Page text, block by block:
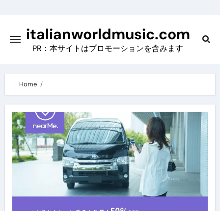
contentitalianworldmusic.com
PR：本サイトはプロモーションを含みます
Home